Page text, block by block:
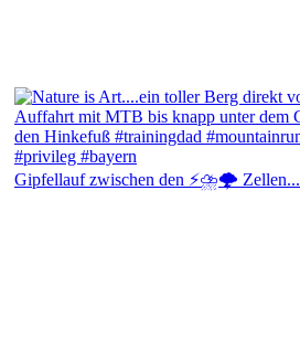
Gipfellauf zwischen den ⚡⛈️🌩️ Zellen...